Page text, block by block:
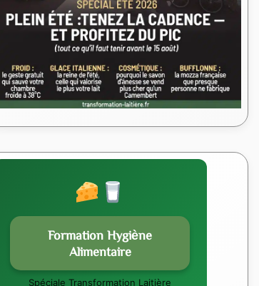
Formation Hygiène
Alimentaire
Spéciale Transformation Laitière